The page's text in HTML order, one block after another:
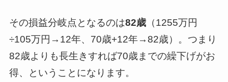
その損益分岐点となるのは82歳（1255万円
÷105万円→12年、70歳+12年→82歳）。つまり
82歳よりも長生きすれば70歳までの繰下げがお
得、ということになります。